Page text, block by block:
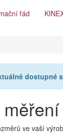
řád
dostupné
ve vaší